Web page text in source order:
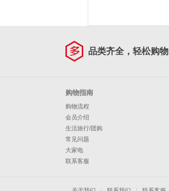
品类齐全，轻松购物
购物指南
购物流程
会员介绍
生活旅行/团购
常见问题
大家电
联系客服